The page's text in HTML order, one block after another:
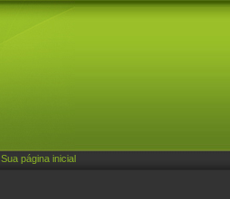
Sua página inicial